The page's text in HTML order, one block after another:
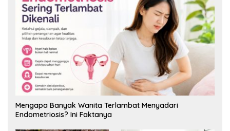
Mengapa Banyak Wanita Terlambat Menyadari
Endometriosis? Ini Faktanya